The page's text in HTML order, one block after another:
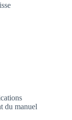
du manuel